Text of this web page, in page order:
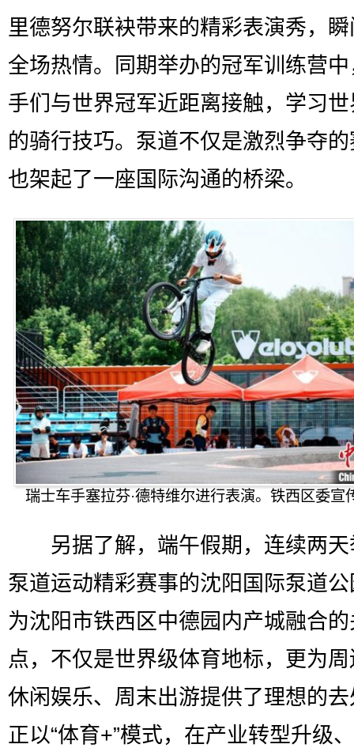
里德努尔联袂带来的精彩表演秀，
全场热情。同期举办的冠军训练营
手们与世界冠军近距离接触，学习
的骑行技巧。泵道不仅是激烈争夺
也架起了一座国际沟通的桥梁。
瑞士车手塞拉芬·德特维尔进行表演。铁西区委宣
另据了解，端午假期，连续两天
泵道运动精彩赛事的沈阳国际泵道
为沈阳市铁西区中德园内产城融合
点，不仅是世界级体育地标，更为
休闲娱乐、周末出游提供了理想的
正以“体育+”模式，在产业转型升级